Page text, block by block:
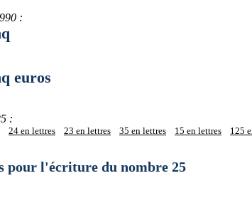
:
:
24 en lettres 23 en lettres 35 en lettres 15 en lettres 125
pour l'écriture du nombre 25